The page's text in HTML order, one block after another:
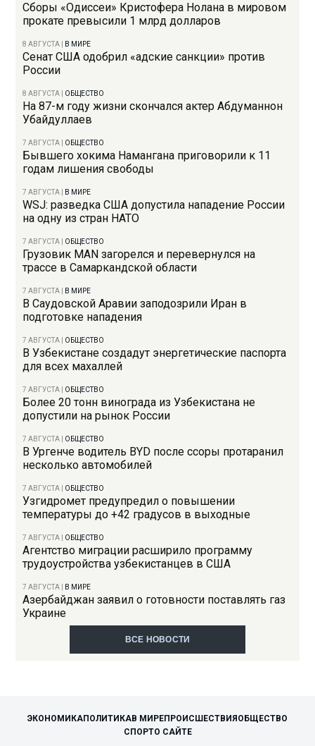
Сборы «Одиссеи» Кристофера Нолана в мировом
прокате превысили 1 млрд долларов
8 АВГУСТА В МИРЕ
Сенат США одобрил «адские санкции» против
России
8 АВГУСТА ОБЩЕСТВО
На 87-м году жизни скончался актер Абдуманнон
Убайдуллаев
7 АВГУСТА ОБЩЕСТВО
Бывшего хокима Намангана приговорили к 11
годам лишения свободы
7 АВГУСТА В МИРЕ
WSJ: разведка США допустила нападение России
на одну из стран НАТО
7 АВГУСТА ОБЩЕСТВО
Грузовик MAN загорелся и перевернулся на
трассе в Самаркандской области
7 АВГУСТА В МИРЕ
В Саудовской Аравии заподозрили Иран в
подготовке нападения
7 АВГУСТА ОБЩЕСТВО
В Узбекистане создадут энергетические паспорта
для всех махаллей
7 АВГУСТА ОБЩЕСТВО
Более 20 тонн винограда из Узбекистана не
допустили на рынок России
7 АВГУСТА ОБЩЕСТВО
В Ургенче водитель BYD после ссоры протаранил
несколько автомобилей
7 АВГУСТА ОБЩЕСТВО
Узгидромет предупредил о повышении
температуры до +42 градусов в выходные
7 АВГУСТА ОБЩЕСТВО
Агентство миграции расширило программу
трудоустройства узбекистанцев в США
7 АВГУСТА В МИРЕ
Азербайджан заявил о готовности поставлять газ
Украине
ВСЕ НОВОСТИ
ЭКОНОМИКАПОЛИТИКАВ МИРЕПРОИСШЕСТВИЯ ОБЩЕСТВО
СПОРТО САЙТЕ